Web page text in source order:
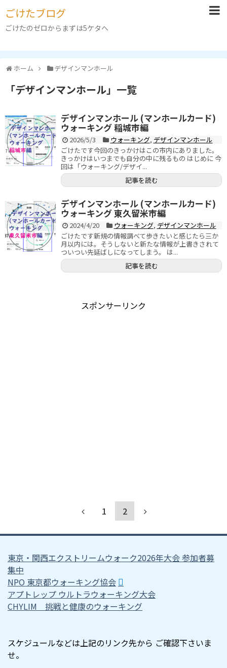
ごけたブログ
ごけたのゼロからまずは5ケタへ
ホーム デザインマンホール
「デザインマンホール」 一覧
デザインマンホール (マンホールカード)
ウォーキング 稲城市編
2026/5/3 ウォーキング, デザインマンホール
ごけたです今回のきっかけはこの市内にありました。
きっかけはいつまでも自分の中に残るもの はじめに 今
回は「ウォーキング/デザイ...
記事を読む
デザインマンホール (マンホールカード)
ウォーキング 東久留米市編
2024/4/20 ウォーキング, デザインマンホール
ごけたです新規の情報調べて歩きたいと感じたら三か
月以内には。そうしないと新たな情報が上書きされて
ついつい先延ばしになってしまう。 は...
記事を読む
スポンサーリンク
1 2
東京・関西エクストリームウォーク2026年大会 参加者募
集中
NPO 東京都ウォーキング協会
アプトレップ ウルトラウォーキング大会
CHYLIM 挑戦と健康のウォーキング
スケジュールなどは上記のリンク先から ご確認下さいま
せ。